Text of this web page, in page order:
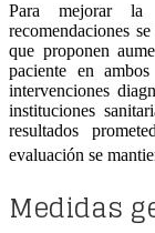
Para mejorar la
recomendaciones
que proponen
paciente en
intervenciones
instituciones
resultados
evaluación se
Medidas